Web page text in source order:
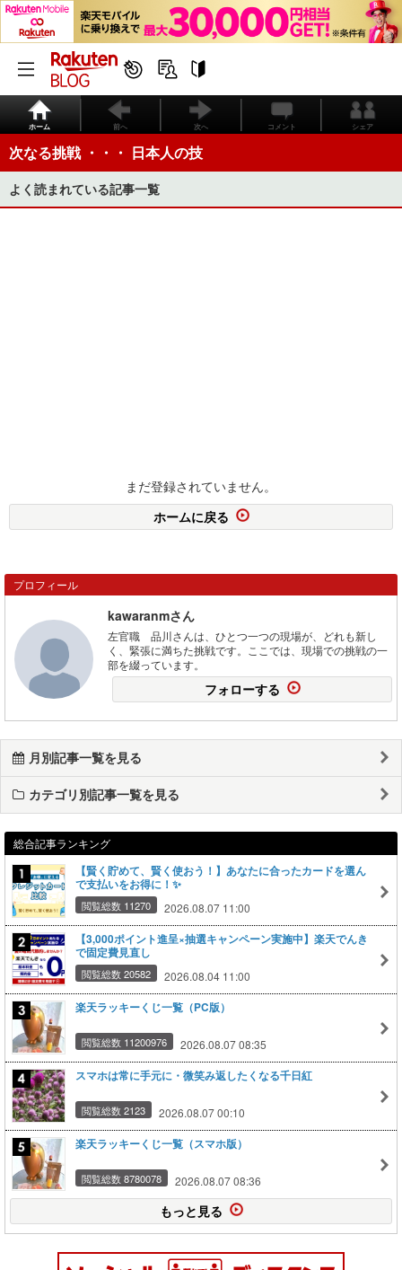
ホーム 前へ 次へ コメント シェア
次なる挑戦 ・・・ 日本人の技
よく読まれている記事一覧
まだ登録されていません。
ホームに戻る
プロフィール
kawaranmさん
左官職 品川さんは、ひとつ一つの現場が、どれも新し
く、緊張に満ちた挑戦です。ここでは、現場での挑戦の一
部を綴っています。
フォローする
月別記事一覧を見る
カテゴリ別記事一覧を見る
総合記事ランキング
【賢く貯めて、賢く使おう！】あなたに合ったカードを選ん
で支払いをお得に！✨
閲覧総数 11270 2026.08.07 11:00
【3,000ポイント進呈×抽選キャンペーン実施中】楽天でんき
で固定費見直し
閲覧総数 20582 2026.08.04 11:00
楽天ラッキーくじ一覧（PC版）
閲覧総数 11200976 2026.08.07 08:35
スマホは常に手元に・微笑み返したくなる千日紅
閲覧総数 2123 2026.08.07 00:10
楽天ラッキーくじ一覧（スマホ版）
閲覧総数 8780078 2026.08.07 08:36
もっと見る